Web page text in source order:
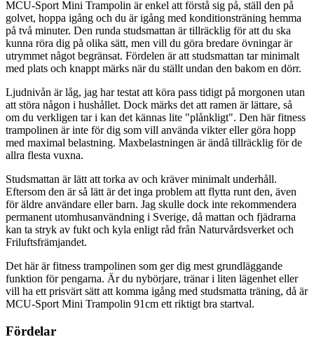
MCU-Sport Mini Trampolin är enkel att förstå sig på, ställ den på
golvet, hoppa igång och du är igång med konditionsträning hemma
på två minuter. Den runda studsmattan är tillräcklig för att du ska
kunna röra dig på olika sätt, men vill du göra bredare övningar är
utrymmet något begränsat. Fördelen är att studsmattan tar minimalt
med plats och knappt märks när du ställt undan den bakom en dörr.
Ljudnivån är låg, jag har testat att köra pass tidigt på morgonen utan
att störa någon i hushållet. Dock märks det att ramen är lättare, så
om du verkligen tar i kan det kännas lite "plånkligt". Den här fitness
trampolinen är inte för dig som vill använda vikter eller göra hopp
med maximal belastning. Maxbelastningen är ändå tillräcklig för de
allra flesta vuxna.
Studsmattan är lätt att torka av och kräver minimalt underhåll.
Eftersom den är så lätt är det inga problem att flytta runt den, även
för äldre användare eller barn. Jag skulle dock inte rekommendera
permanent utomhusanvändning i Sverige, då mattan och fjädrarna
kan ta stryk av fukt och kyla enligt råd från Naturvårdsverket och
Friluftsfrämjandet.
Det här är fitness trampolinen som ger dig mest grundläggande
funktion för pengarna. Är du nybörjare, tränar i liten lägenhet eller
vill ha ett prisvärt sätt att komma igång med studsmatta träning, då är
MCU-Sport Mini Trampolin 91cm ett riktigt bra startval.
Fördelar